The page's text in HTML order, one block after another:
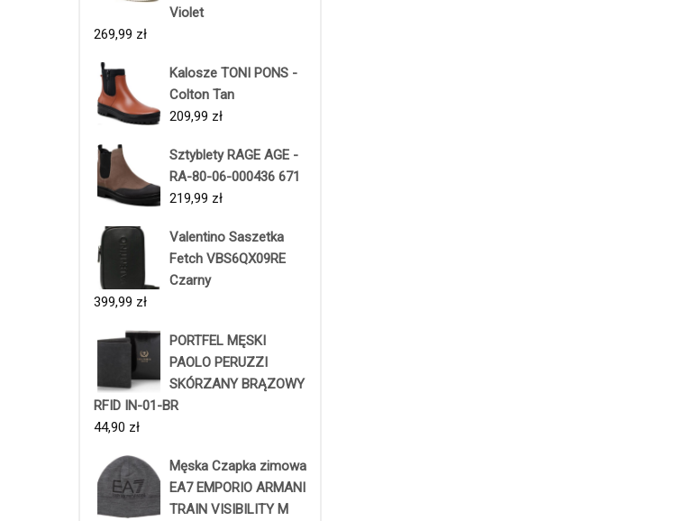
Violet
269,99 zł
Kalosze TONI PONS -
Colton Tan
209,99 zł
Sztyblety RAGE AGE -
RA-80-06-000436 671
219,99 zł
Valentino Saszetka
Fetch VBS6QX09RE
Czarny
399,99 zł
PORTFEL MĘSKI
PAOLO PERUZZI
SKÓRZANY BRĄZOWY
RFID IN-01-BR
44,90 zł
Męska Czapka zimowa
EA7 EMPORIO ARMANI
TRAIN VISIBILITY M